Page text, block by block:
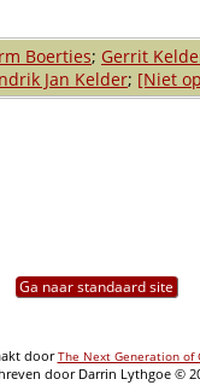
Boerties; Gerrit
Jan Kelder; [Niet
Ga naar standaard site
doorThe Next Generation of
door Darrin Lythgoe ©